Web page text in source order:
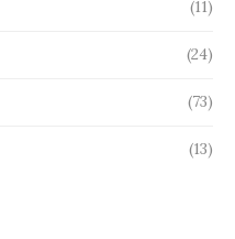
(11)
(24)
(73)
(13)